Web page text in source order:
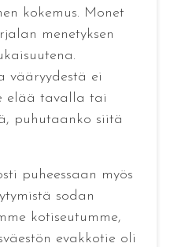
kokemus. Monet
menetyksen
vääryydestä ei
elää tavalla tai
puhutaanko siitä
puheessaan myös
sodan
kotiseutumme,
evakkotie oli